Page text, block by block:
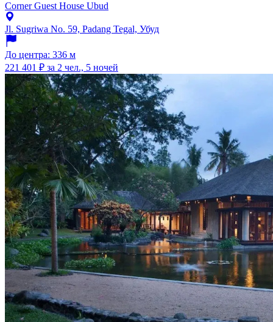
Corner Guest House Ubud
Jl. Sugriwa No. 59, Padang Tegal, Убуд
До центра: 336 м
221 401 ₽ за 2 чел., 5 ночей